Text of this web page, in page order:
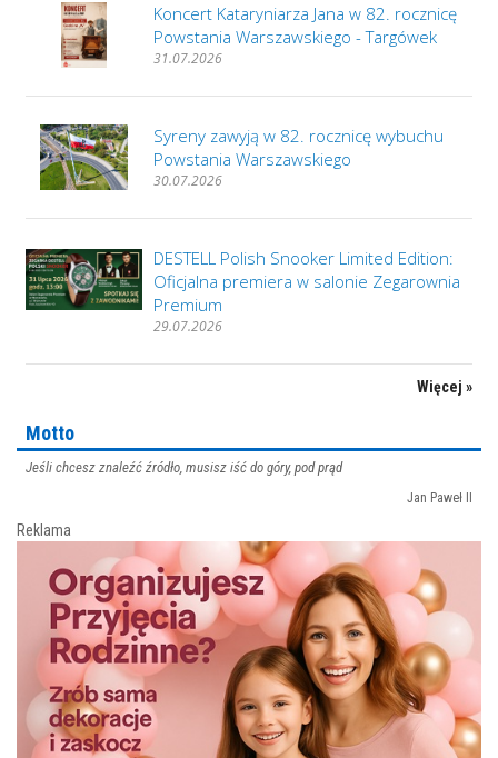
Koncert Kataryniarza Jana w 82. rocznicę
Powstania Warszawskiego - Targówek
31.07.2026
Syreny zawyją w 82. rocznicę wybuchu
Powstania Warszawskiego
30.07.2026
DESTELL Polish Snooker Limited Edition:
Oficjalna premiera w salonie Zegarownia
Premium
29.07.2026
Więcej »
Motto
Jeśli chcesz znaleźć źródło, musisz iść do góry, pod prąd
Jan Paweł II
Reklama